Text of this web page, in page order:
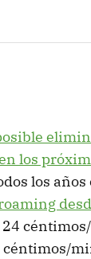
los
los años
céntimos/